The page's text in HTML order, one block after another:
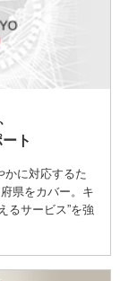
ト
かに対応するた
県をカバー。キ
るサービス”を強